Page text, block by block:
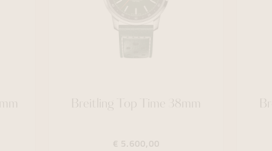
Breitling Top Time 38mm
€ 5.600,00